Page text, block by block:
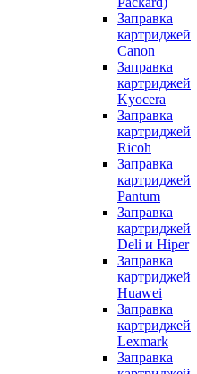
Заправка
картриджей
Canon
Заправка
картриджей
Kyocera
Заправка
картриджей
Ricoh
Заправка
картриджей
Pantum
Заправка
картриджей
Deli и Hiper
Заправка
картриджей
Huawei
Заправка
картриджей
Lexmark
Заправка